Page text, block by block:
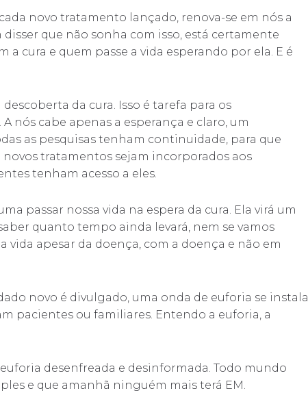
novo tratamento lançado, renova-se em nós a
disser que não sonha com isso, está certamente
cura e quem passe a vida esperando por ela. E é
da cura. Isso é tarefa para os
nós cabe apenas a esperança e claro, um
as pesquisas tenham continuidade, para que
novos tratamentos sejam incorporados aos
tenham acesso a eles.
passar nossa vida na espera da cura. Ela virá um
quanto tempo ainda levará, nem se vamos
vida apesar da doença, com a doença e não em
novo é divulgado, uma onda de euforia se instala
pacientes ou familiares. Entendo a euforia, a
desenfreada e desinformada. Todo mundo
e que amanhã ninguém mais terá EM.